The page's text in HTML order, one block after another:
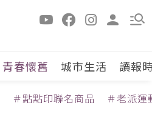
青春懷舊 城市生活 讀報
＃點點印聯名商品 ＃老派運